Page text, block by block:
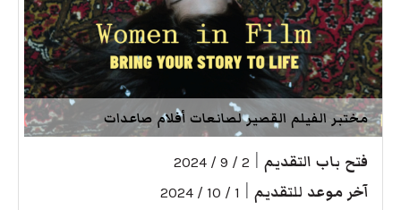
مختبر الفيلم القصير لصانعات أفلام صاعدات
فتح باب التقديم 2 / 9 / 2024
آخر موعد للتقديم 1 / 10 / 2024